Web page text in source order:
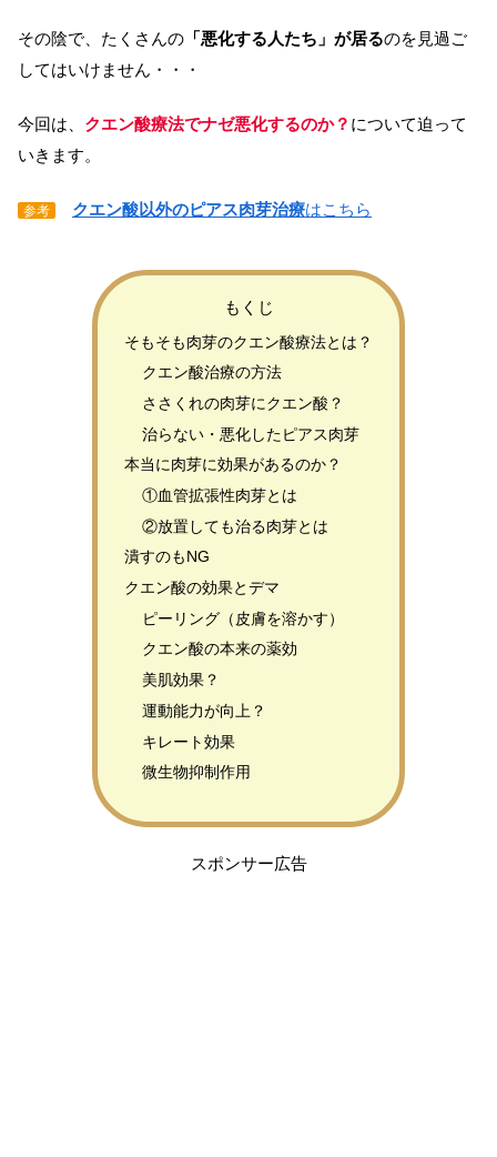
その陰で、たくさんの 「悪化する人たち」が居るのを見過ご
してはいけません・・・
今回は、 クエン酸療法でナゼ悪化するのか？ について迫って
いきます。
参考 クエン酸以外のピアス肉芽治療はこちら
もくじ
そもそも肉芽のクエン酸療法とは？
クエン酸治療の方法
ささくれの肉芽にクエン酸？
治らない・悪化したピアス肉芽
本当に肉芽に効果があるのか？
①血管拡張性肉芽とは
②放置しても治る肉芽とは
潰すのもNG
クエン酸の効果とデマ
ピーリング（皮膚を溶かす）
クエン酸の本来の薬効
美肌効果？
運動能力が向上？
キレート効果
微生物抑制作用
スポンサー広告